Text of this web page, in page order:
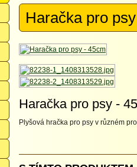
Haračka pro
Haračka pro psy -
Plyšová hračka pro psy v různém